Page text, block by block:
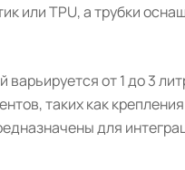
или TPU, а трубки
от 1 до 3
таких как
для